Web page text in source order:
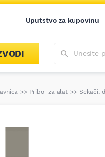
Uputstvo za kupovinu
>> Pribor za alat >> Sekači,